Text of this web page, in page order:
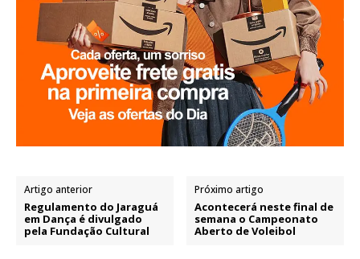
Artigo anterior
Regulamento do Jaraguá
em Dança é divulgado
pela Fundação Cultural
Próximo artigo
Acontecerá neste final de
semana o Campeonato
Aberto de Voleibol